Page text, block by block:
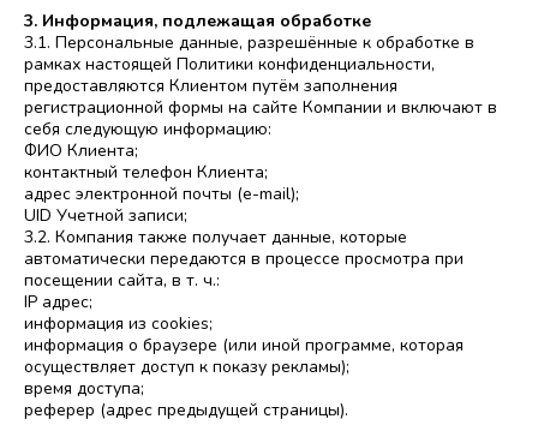
3. Информация, подлежащая обработке
3.1. Персональные данные, разрешённые к обработке в
рамках настоящей Политики конфиденциальности,
предоставляются Клиентом путём заполнения
регистрационной формы на сайте Компании и включают в
себя следующую информацию:
ФИО Клиента;
контактный телефон Клиента;
адрес электронной почты (e-mail);
UID Учетной записи;
3.2. Компания также получает данные, которые
автоматически передаются в процессе просмотра при
посещении сайта, в т. ч.:
IP адрес;
информация из cookies;
информация о браузере (или иной программе, которая
осуществляет доступ к показу рекламы);
время доступа;
реферер (адрес предыдущей страницы).